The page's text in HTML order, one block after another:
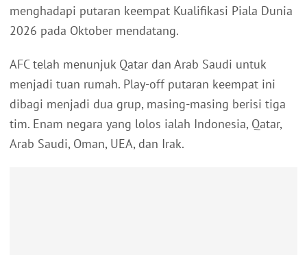
menghadapi putaran keempat Kualifikasi Piala Dunia
2026 pada Oktober mendatang.
AFC telah menunjuk Qatar dan Arab Saudi untuk
menjadi tuan rumah. Play-off putaran keempat ini
dibagi menjadi dua grup, masing-masing berisi tiga
tim. Enam negara yang lolos ialah Indonesia, Qatar,
Arab Saudi, Oman, UEA, dan Irak.